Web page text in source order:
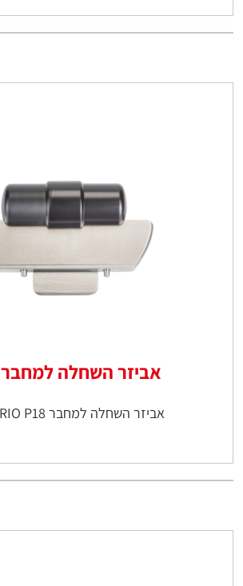
אביזר השחלה למחבר P18
אביזר השחלה למחבר DIVARIO P18 -